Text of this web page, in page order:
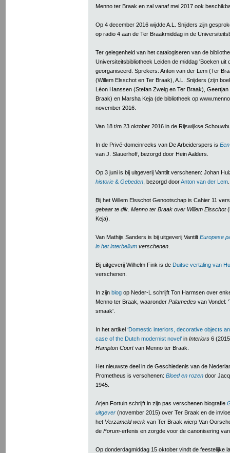
Menno ter Braak en zal vanaf mei 2017 ook
Op 4 december 2016 wijdde A.L. Snijders zijn
op radio 4 aan de Ter Braakmiddag in de
Ter gelegenheid van het catalogiseren van de
Universiteitsbibliotheek Leiden de middag 'Boeken uit
georganiseerd. Sprekers: Anton van der Lem (Ter
(Willem Elsschot en Ter Braak), A.L. Snijders (zijn
Léon Hanssen (Stefan Zweig en Ter Braak),
Braak) en Marsha Keja (de bibliotheek op
november 2016.
Van 18 t/m 23 oktober 2016 in de Rijswijkse
In de Privé-domeinreeks van De Arbeiderspers is
van J. Slauerhoff, bezorgd door Hein Aalders.
Op 3 juni is bij uitgeverij Vantilt verschenen: Johan
historie & Gebeden , bezorgd doorAnton van der Lem
Bij het Willem Elsschot Genootschap is Cahier 11
gebaar te dik. Menno ter Braak over Willem Elsschot
Keja).
Van Mathijs Sanders is bij uitgeverij Vantilt Europese
in het interbellum verschenen
Bij uitgeverij Wilhelm Fink is de Duitse vertaling van
verschenen.
In zijn blog op Neder-L schrijft Ton Harmsen over
Menno ter Braak, waaronder Palamedes van Vondel:
smaak'.
In het artikel ‘Domestic interiors, decorative objects
case of the Dutch modernist novel’ in Interiors 6
Hampton Courtvan Menno ter Braak.
Het nieuwste deel in de Geschiedenis van de
Prometheus is verschenen: Bloed en rozen door
1945.
Arjen Fortuin schrijft in zijn pas verschenen biografie
uitgever (november 2015) over Ter Braak en de
het Verzameld werk van Ter Braak wierp Van
de Forum-erfenis en zorgde voor de canonisering
Op donderdagmiddag 15 oktober vindt de feestelijke